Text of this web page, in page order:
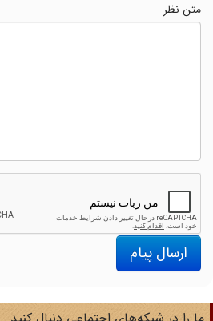
متن نظر
ارسال پیام